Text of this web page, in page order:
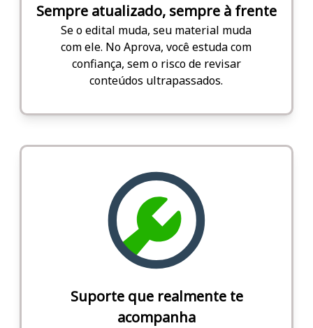
Sempre atualizado, sempre à frente
Se o edital muda, seu material muda
com ele. No Aprova, você estuda com
confiança, sem o risco de revisar
conteúdos ultrapassados.
Suporte que realmente te
acompanha